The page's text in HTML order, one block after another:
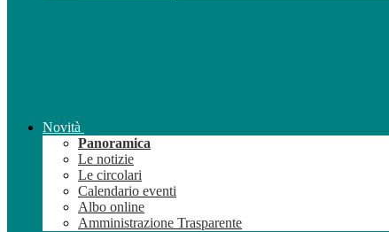
Novità
Panoramica
Le notizie
Le circolari
Calendario eventi
Albo online
Amministrazione Trasparente